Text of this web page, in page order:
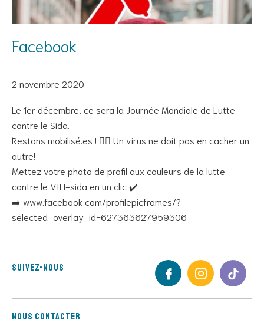
Facebook
2 novembre 2020
Le 1er décembre, ce sera la Journée Mondiale de Lutte
contre le Sida.
Restons mobilisé.es ! ✊🏼 Un virus ne doit pas en cacher un
autre!
Mettez votre photo de profil aux couleurs de la lutte
contre le VIH-sida en un clic ✔️
➡️ www.facebook.com/profilepicframes/?
selected_overlay_id=627363627959306
Suivez-nous
Nous contacter